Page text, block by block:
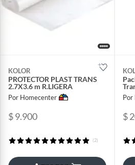
KOLOR
PROTECTOR PLAST TRANS
2.7X3.6 m R.LIGERA
Por Homecenter
$ 9.900
(2)
Por
$